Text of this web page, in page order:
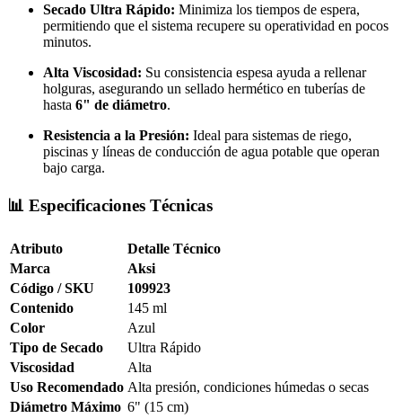
Secado Ultra Rápido: Minimiza los tiempos de espera,
permitiendo que el sistema recupere su operatividad en pocos
minutos.
Alta Viscosidad: Su consistencia espesa ayuda a rellenar
holguras, asegurando un sellado hermético en tuberías de
hasta 6" de diámetro.
Resistencia a la Presión: Ideal para sistemas de riego,
piscinas y líneas de conducción de agua potable que operan
bajo carga.
📊 Especificaciones Técnicas
Atributo
Detalle Técnico
Marca
Aksi
Código / SKU
109923
Contenido
145 ml
Color
Azul
Tipo de Secado
Ultra Rápido
Viscosidad
Alta
Uso Recomendado Alta presión, condiciones húmedas o secas
Diámetro Máximo 6" (15 cm)